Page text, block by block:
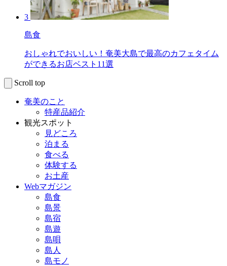
3
島食
おしゃれでおいしい！奄美大島で最高のカフェタイム
ができるお店ベスト11選
Scroll top
奄美のこと
特産品紹介
観光スポット
見どころ
泊まる
食べる
体験する
お土産
Webマガジン
島食
島景
島宿
島遊
島唄
島人
島モノ